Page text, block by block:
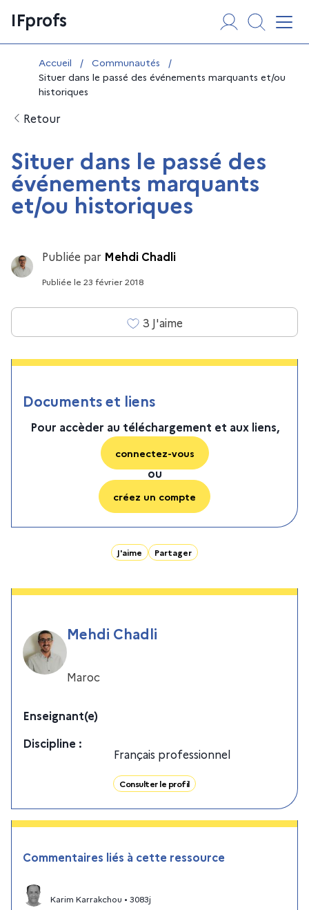
au
contenu
IFprofs
Vous êtes ici :
Accueil / Communautés
/
Situer dans le passé des événements marquants et/ou
historiques
Retour
Situer dans le passé des
événements marquants
et/ou historiques
Publiée par Mehdi Chadli
Publiée le 23 février 2018
3 J'aime
Documents et liens
Pour accèder au téléchargement et aux liens,
connectez-vous
ou
créez un compte
J'aime Partager
Mehdi Chadli
Maroc
Enseignant(e)
Discipline :
Français professionnel
Consulter le profil
Commentaires liés à cette ressource
Karim Karrakchou • 3083j